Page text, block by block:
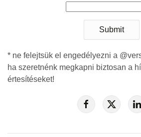
Submit
* ne felejtsük el engedélyezni a
ha szeretnénk megkapni biztosan a
értesítéseket!